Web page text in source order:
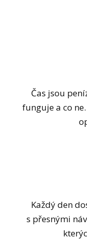
Čas jsou
funguje a co
Každý den
s přesnými